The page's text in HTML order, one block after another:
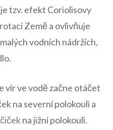
tzv. efekt Coriolisovy
Země a ovlivňuje
vodních nádržích,
vír ve vodě začne otáčet
na severní polokouli a
na jižní polokouli.